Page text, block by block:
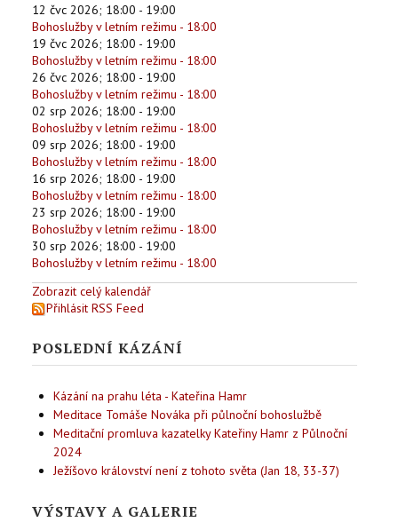
12 čvc 2026; 18:00 - 19:00
Bohoslužby v letním režimu - 18:00
19 čvc 2026; 18:00 - 19:00
Bohoslužby v letním režimu - 18:00
26 čvc 2026; 18:00 - 19:00
Bohoslužby v letním režimu - 18:00
02 srp 2026; 18:00 - 19:00
Bohoslužby v letním režimu - 18:00
09 srp 2026; 18:00 - 19:00
Bohoslužby v letním režimu - 18:00
16 srp 2026; 18:00 - 19:00
Bohoslužby v letním režimu - 18:00
23 srp 2026; 18:00 - 19:00
Bohoslužby v letním režimu - 18:00
30 srp 2026; 18:00 - 19:00
Bohoslužby v letním režimu - 18:00
Zobrazit celý kalendář
Přihlásit RSS Feed
POSLEDNÍ KÁZÁNÍ
Kázání na prahu léta - Kateřina Hamr
Meditace Tomáše Nováka při půlnoční bohoslužbě
Meditační promluva kazatelky Kateřiny Hamr z Půlnoční
2024
Ježíšovo království není z tohoto světa (Jan 18, 33-37)
VÝSTAVY A GALERIE